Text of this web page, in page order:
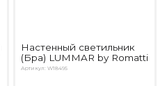
Настенный светильник
(Бра) LUMMAR by Romatti
Артикул: W18495